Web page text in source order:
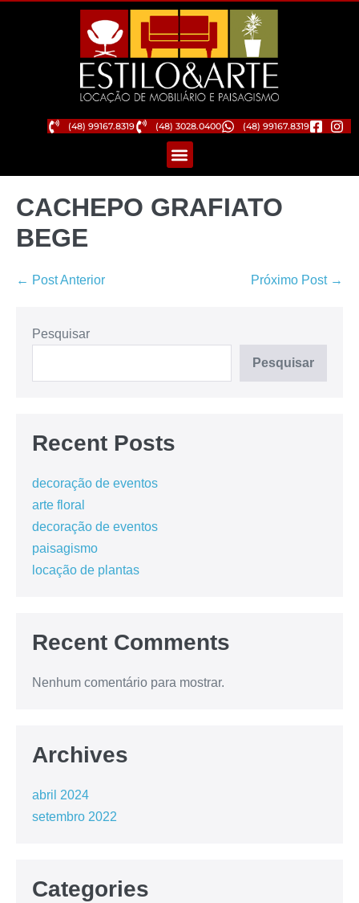
(48) 99167.8319 (48) 3028.0400 (48) 99167.8319
CACHEPO GRAFIATO
BEGE
← Post Anterior Próximo Post →
Pesquisar
Pesquisar
Recent Posts
decoração de eventos
arte floral
decoração de eventos
paisagismo
locação de plantas
Recent Comments
Nenhum comentário para mostrar.
Archives
abril 2024
setembro 2022
Categories